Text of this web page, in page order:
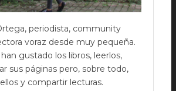
periodista, community
voraz desde muy pequeña.
gustado los libros, leerlos,
sus páginas pero, sobre todo,
y compartir lecturas.